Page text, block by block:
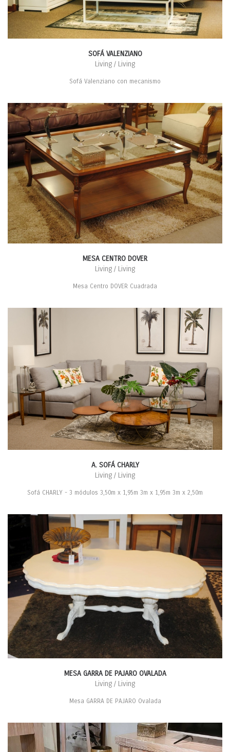
SOFÁ VALENZIANO
Living / Living
Sofá Valenziano con mecanismo
MESA CENTRO DOVER
Living / Living
Mesa Centro DOVER Cuadrada
A. SOFÁ CHARLY
Living / Living
Sofá CHARLY - 3 módulos 3,50m x 1,95m 3m x 1,95m 3m x 2,50m
MESA GARRA DE PAJARO OVALADA
Living / Living
Mesa GARRA DE PAJARO Ovalada